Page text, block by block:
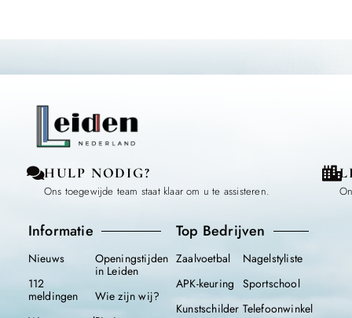
HULP NODIG?
Ons toegewijde team staat klaar om u te assisteren.
Informatie
Nieuws
112
meldingen
Openingstijden
in Leiden
Wie zijn wij?
Top Bedrijven
Zaalvoetbal
APK-keuring
Kunstschilder
Nagelstyliste
Sportschool
Telefoonwinkel